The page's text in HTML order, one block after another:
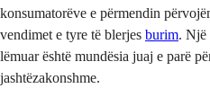
konsumatorëve e përmendin
vendimet e tyre të blerjes burim. Një
lëmuar është mundësia juaj e parë
jashtëzakonshme.